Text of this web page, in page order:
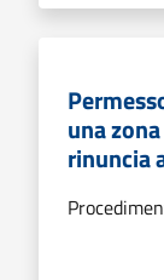
una
rinuncia